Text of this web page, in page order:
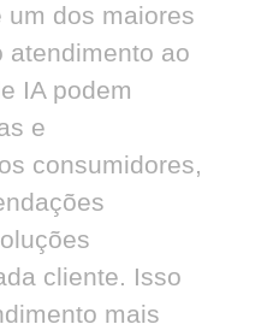
um dos maiores
atendimento ao
IA podem
e
consumidores,
cliente. Isso
mais